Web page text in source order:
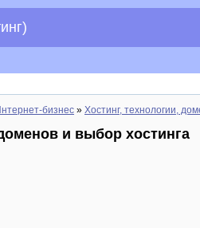
бизнес » Хостинг, технологии,
и выбор хостинга